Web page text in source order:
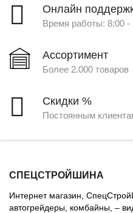
Онлайн
Время работы: 8:00 -
Ассортимент
Более 2.000 товаров
Скидки %
Постоянным
СПЕЦСТРОЙШИНА
Интернет магазин,
автогрейдеры, комбайны, –